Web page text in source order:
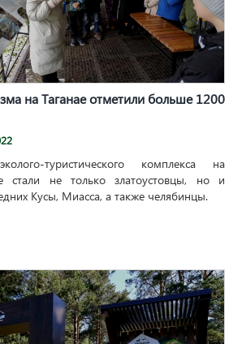
на Таганае отметили больше 1200
туристического комплекса на
стали не только златоустовцы, но и
Кусы, Миасса, а также челябинцы.